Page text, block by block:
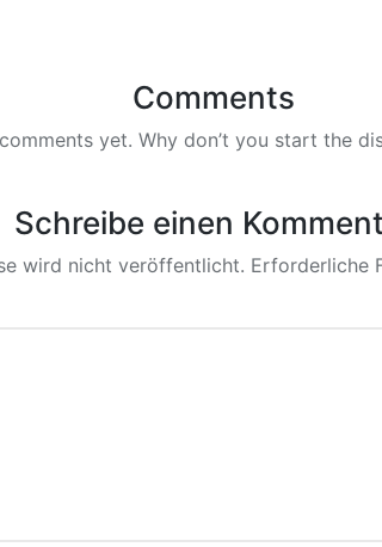
Comments
yet. Why don’t you start the
Schreibe einen
wird nicht veröffentlicht. Erforderliche